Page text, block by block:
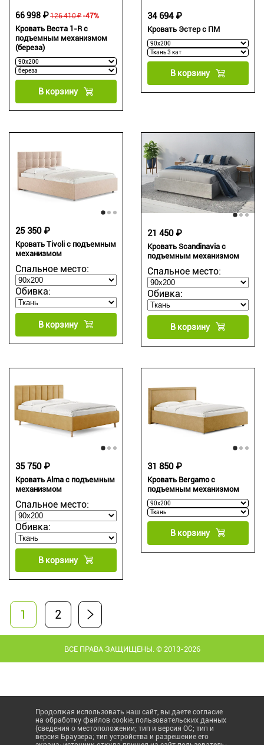
Кровать Веста 1-R с
подъемным механизмом
(береза)
126 410 ₽
66 998 ₽ -47%
В корзину
Кровать Эстер с ПМ
34 694 ₽
В корзину
Кровать Tivoli с подъемным
механизмом
Спальное место:
Обивка:
25 350 ₽
В корзину
Кровать Scandinavia с
подъемным механизмом
Спальное место:
Обивка:
21 450 ₽
В корзину
Кровать Alma с подъемным
механизмом
Спальное место:
Обивка:
35 750 ₽
В корзину
Кровать Bergamo с
подъемным механизмом
31 850 ₽
В корзину
1 2
ВСЕ ПРАВА ЗАЩИЩЕНЫ. © 2013-2026
Продолжая использовать наш сайт, вы даете согласие
на обработку файлов cookie, пользовательских данных
(сведения о местоположении; тип и версия ОС; тип и
версия Браузера; тип устройства и разрешение его